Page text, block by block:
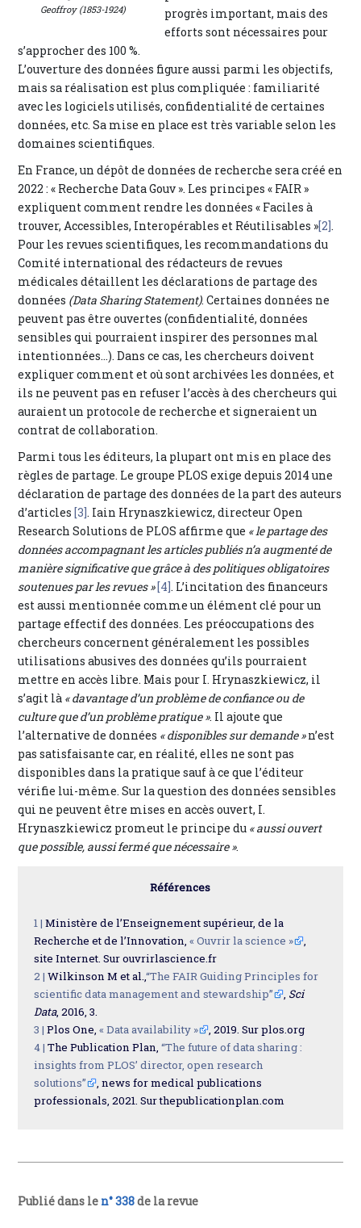
Geoffroy (1853-1924)
progrès important, mais des
efforts sont nécessaires pour
s’approcher des 100 %.
L’ouverture des données figure aussi parmi les objectifs,
mais sa réalisation est plus compliquée : familiarité
avec les logiciels utilisés, confidentialité de certaines
données, etc. Sa mise en place est très variable selon les
domaines scientifiques.
En France, un dépôt de données de recherche sera créé en
2022 : « Recherche Data Gouv ». Les principes « FAIR »
expliquent comment rendre les données « Faciles à
trouver, Accessibles, Interopérables et Réutilisables »[2].
Pour les revues scientifiques, les recommandations du
Comité international des rédacteurs de revues
médicales détaillent les déclarations de partage des
données (Data Sharing Statement). Certaines données ne
peuvent pas être ouvertes (confidentialité, données
sensibles qui pourraient inspirer des personnes mal
intentionnées...). Dans ce cas, les chercheurs doivent
expliquer comment et où sont archivées les données, et
ils ne peuvent pas en refuser l’accès à des chercheurs qui
auraient un protocole de recherche et signeraient un
contrat de collaboration.
Parmi tous les éditeurs, la plupart ont mis en place des
règles de partage. Le groupe PLOS exige depuis 2014 une
déclaration de partage des données de la part des auteurs
d’articles[3]. Iain Hrynaszkiewicz, directeur Open
Research Solutions de PLOS affirme que « le partage des
données accompagnant les articles publiés n’a augmenté de
manière significative que grâce à des politiques obligatoires
soutenues par les revues »[4]. L’incitation des financeurs
est aussi mentionnée comme un élément clé pour un
partage effectif des données. Les préoccupations des
chercheurs concernent généralement les possibles
utilisations abusives des données qu’ils pourraient
mettre en accès libre. Mais pour I. Hrynaszkiewicz, il
s’agit là « davantage d’un problème de confiance ou de
culture que d’un problème pratique ». Il ajoute que
l’alternative de données « disponibles sur demande »n’est
pas satisfaisante car, en réalité, elles ne sont pas
disponibles dans la pratique sauf à ce que l’éditeur
vérifie lui-même. Sur la question des données sensibles
qui ne peuvent être mises en accès ouvert, I.
Hrynaszkiewicz promeut le principe du « aussi ouvert
que possible, aussi fermé que nécessaire ».
Références
1 | Ministère de l’Enseignement supérieur, de la
Recherche et de l’Innovation,« Ouvrir la science »
,
site Internet. Sur ouvrirlascience.fr
2 | Wilkinson M et al.,“The FAIR Guiding Principles for
scientific data management and stewardship”
, Sci
Data, 2016, 3.
3 | Plos One,« Data availability »
, 2019. Sur plos.org
4 | The Publication Plan,“The future of data sharing :
insights from PLOS’ director, open research
solutions”
, news for medical publications
professionals, 2021. Sur thepublicationplan.com
Publié dans le n° 338de la revue